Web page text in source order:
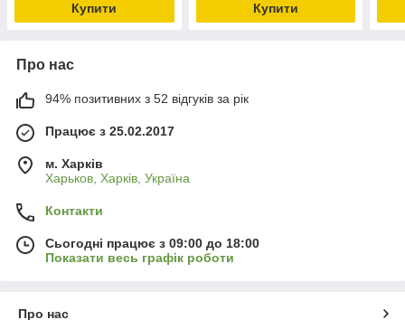
Купити Купити
Про нас
94% позитивних з 52 відгуків за рік
Працює з 25.02.2017
м. Харків
Харьков, Харків, Україна
Контакти
Сьогодні працює з 09:00 до 18:00
Показати весь графік роботи
Про нас